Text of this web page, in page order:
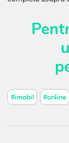
#imobil #online